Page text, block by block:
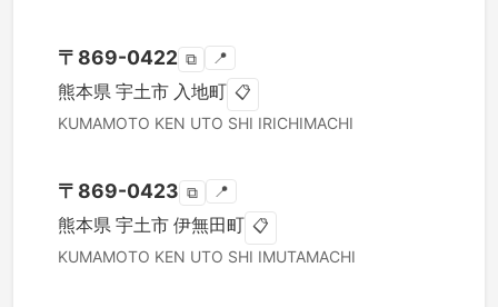
〒 869-0422 ⧉ 📍
熊本県 宇土市 入地町 📋
KUMAMOTO KEN UTO SHI IRICHIMACHI
〒 869-0423 ⧉ 📍
熊本県 宇土市 伊無田町 📋
KUMAMOTO KEN UTO SHI IMUTAMACHI